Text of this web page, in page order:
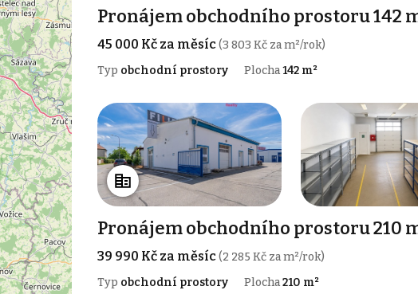
Pronájem obchodního prostoru 142
45 000 Kč za měsíc(3 803 Kč za m²/rok)
Typ obchodní prostory Plocha142 m²
Pronájem obchodního prostoru 210
39 990 Kč za měsíc(2 285 Kč za m²/rok)
Typ obchodní prostory Plocha210 m²